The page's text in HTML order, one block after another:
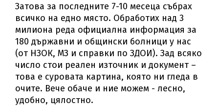
Затова за последните 7-10 месеца събрах
всичко на едно място. Обработих над 3
милиона реда официална информация за
180 държавни и общински болници у нас
(от НЗОК, МЗ и справки по ЗДОИ). Зад всяко
число стои реален източник и документ –
това е суровата картина, която ни гледа в
очите. Вече обаче и ние можем - лесно,
удобно, цялостно.